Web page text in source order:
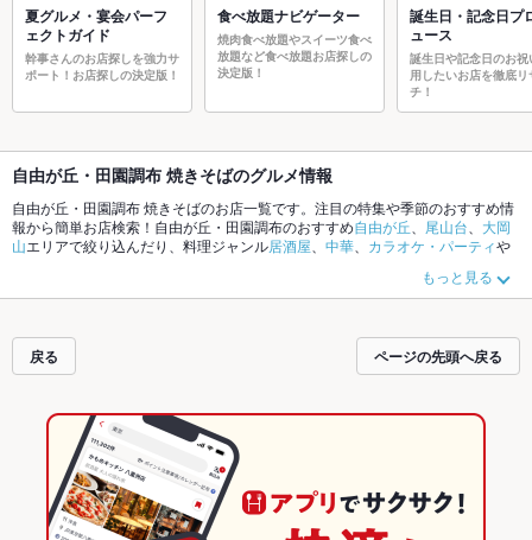
夏グルメ・宴会パーフ
ェクトガイド
幹事さんのお店探しを強力サ
ポート！お店探しの決定版！
食べ放題ナビゲーター
焼肉食べ放題やスイーツ食べ
放題など食べ放題お店探しの
決定版！
誕生日・記念日プ
ュース
誕生日や記念日のお祝
用したいお店を徹底リ
チ！
自由が丘・田園調布 焼きそばのグルメ情報
自由が丘・田園調布 焼きそばのお店一覧です。注目の特集や季節のおすすめ情
報から簡単お店検索！自由が丘・田園調布のおすすめ自由が丘 尾山台
大岡
山エリアで絞り込んだり、料理ジャンル居酒屋 中華 カラオケ・パーティや
トペッパーグルメなら、お得なクーポンはもちろん、とっておきのメニューや
季節のおすすめ料理など、お店の最新情報をご紹介しているので安心！24時間
にも、会社の宴会にも、デートやパーティーにもお得に便利にホットペッパー
グルメをご利用ください。
もっと見る
戻る ページの先頭へ戻る